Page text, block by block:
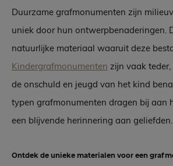
Duurzame grafmonumenten zijn
uniek door hun ontwerpbenaderingen.
natuurlijke materiaal waaruit deze
Kindergrafmonumenten zijn vaak
de onschuld en jeugd van het kind
typen grafmonumenten dragen bij aan
een blijvende herinnering aan geliefden.
Ontdek de unieke materialen voor een